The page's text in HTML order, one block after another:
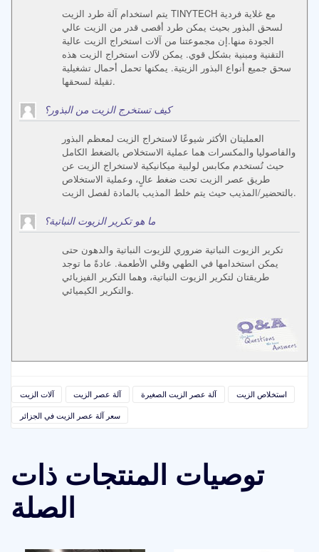
يتم استخدام آلة طرد الزيت TINYTECH مع غلاية فردية
لسحق البذور بحيث يمكن طرد أقصى قدر من الزيت عالي
الجودة منها.إن مجموعتنا من آلات استخراج الزيت عالية
التقنية ومبنية بشكل قوي. يمكن لآلات استخراج الزيت هذه
سحق جميع أنواع البذور الزيتية. يمكنها تحمل أحمال تشغيلية
ثقيلة لسحقها.
كيف تستخرج الزيت من البذور؟
العمليتان الأكثر شيوعًا لاستخراج الزيت لمعظم البذور
والفاصوليا والمكسرات هما عملية الاستخلاص بالضغط الكامل
حيث تُستخدم مكابس لولبية ميكانيكية لاستخراج الزيت عن
طريق عصر الزيت تحت ضغط عالٍ، وعملية الاستخلاص
بالتحضير/المذيب حيث يتم خلط المذيب بالمادة لفصل الزيت.
ما هو تكرير الزيوت النباتية؟
تكرير الزيوت النباتية ضروري للزيوت النباتية والدهون حتى
يمكن استخدامها في الطهي وقلي الأطعمة. عادةً ما توجد
طريقتان لتكرير الزيوت النباتية، وهما التكرير الفيزيائي
والتكرير الكيميائي.
آلات الزيت آلة عصر الزيت آلة عصر الزيت الصغيرة
استخلاص الزيت
سعر آلة عصر الزيت في الجزائر
توصيات المنتجات ذات
الصلة